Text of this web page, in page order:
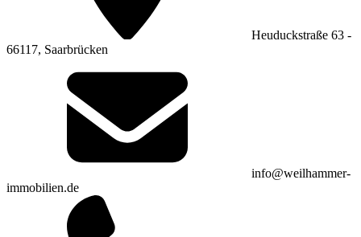
Heuduckstraße 63 -
66117, Saarbrücken
info@weilhammer-
immobilien.de